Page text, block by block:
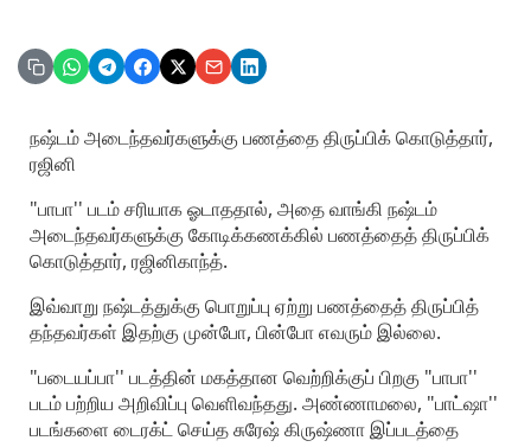
நஷ்டம் அடைந்தவர்களுக்கு பணத்தை திருப்பிக் கொடுத்தார்,
ரஜினி
"பாபா'' படம் சரியாக ஓடாததால், அதை வாங்கி நஷ்டம்
அடைந்தவர்களுக்கு கோடிக்கணக்கில் பணத்தைத் திருப்பிக்
கொடுத்தார், ரஜினிகாந்த்.
இவ்வாறு நஷ்டத்துக்கு பொறுப்பு ஏற்று பணத்தைத் திருப்பித்
தந்தவர்கள் இதற்கு முன்போ, பின்போ எவரும் இல்லை.
"படையப்பா'' படத்தின் மகத்தான வெற்றிக்குப் பிறகு "பாபா''
படம் பற்றிய அறிவிப்பு வெளிவந்தது. அண்ணாமலை, "பாட்ஷா''
படங்களை டைரக்ட் செய்த சுரேஷ் கிருஷ்ணா இப்படத்தை